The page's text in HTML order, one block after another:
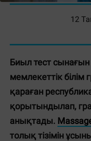
12
Биыл тест сынағын
мемлекеттік білім
қа­ра­ған
қоры­тын­дылап,
анықтады.
толық тізімін